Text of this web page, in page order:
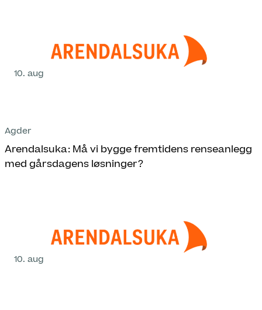
10. aug
Agder
Arendalsuka: Må vi bygge fremtidens renseanlegg
med gårsdagens løsninger?
10. aug